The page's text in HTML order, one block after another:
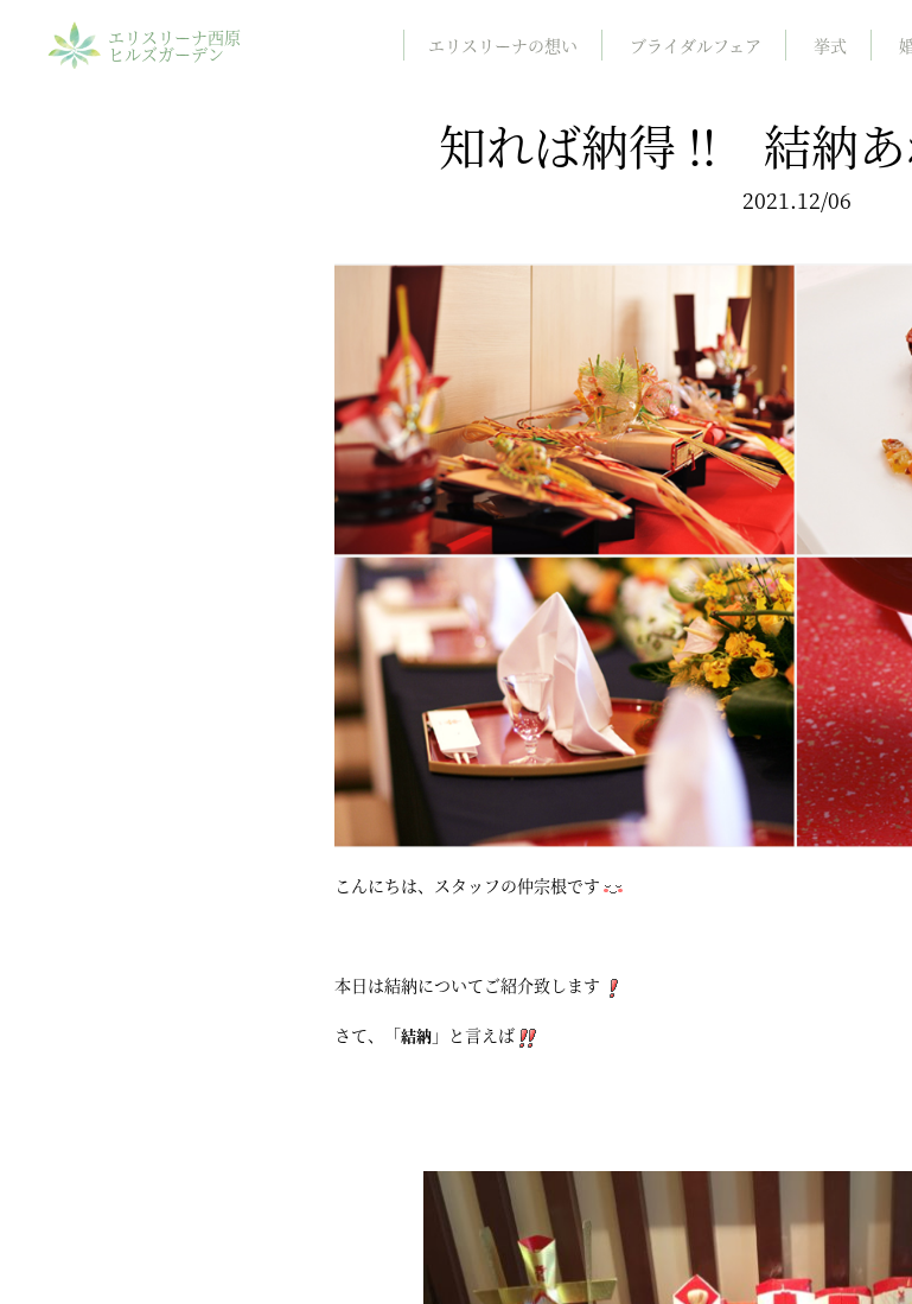
エリスリーナ西原
ヒルズガーデン エリスリーナの想い ブライダルフェア 挙式
知れば納得 !! 結納
2021.12/06
こんにちは、スタッフの仲宗根です
本日は結納についてご紹介致します
さて、「結納 」と言えば